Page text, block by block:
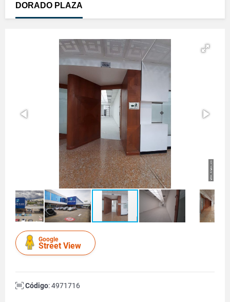
DORADO PLAZA
Google
Street View
Código: 4971716